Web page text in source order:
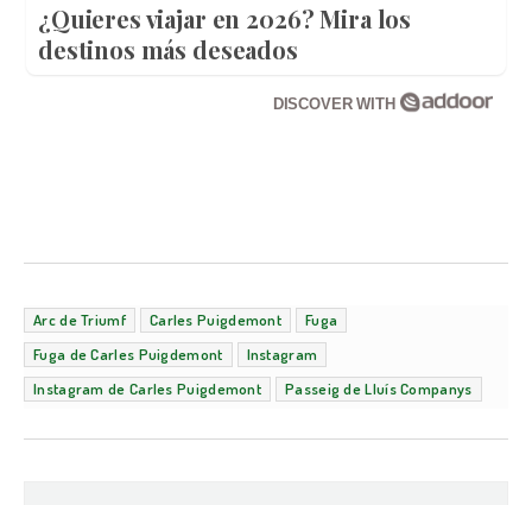
¿Quieres viajar en 2026? Mira los
destinos más deseados
DISCOVER WITH
Arc de Triumf Carles Puigdemont
Fuga
Fuga de Carles Puigdemont
Instagram
Instagram de Carles Puigdemont
Passeig de Lluís Companys